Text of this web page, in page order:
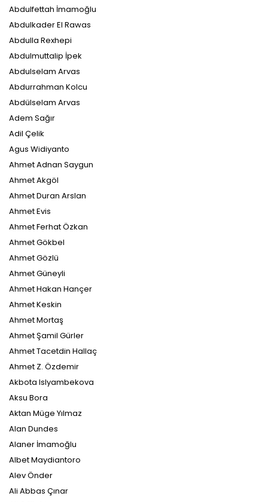
Abdulfettah İmamoğlu
Abdulkader El Rawas
Abdulla Rexhepi
Abdulmuttalip İpek
Abdulselam Arvas
Abdurrahman Kolcu
Abdülselam Arvas
Adem Sağır
Adil Çelik
Agus Widiyanto
Ahmet Adnan Saygun
Ahmet Akgöl
Ahmet Duran Arslan
Ahmet Evis
Ahmet Ferhat Özkan
Ahmet Gökbel
Ahmet Gözlü
Ahmet Güneyli
Ahmet Hakan Hançer
Ahmet Keskin
Ahmet Mortaş
Ahmet Şamil Gürler
Ahmet Tacetdin Hallaç
Ahmet Z. Özdemir
Akbota Islyambekova
Aksu Bora
Aktan Müge Yılmaz
Alan Dundes
Alaner İmamoğlu
Albet Maydiantoro
Alev Önder
Ali Abbas Çınar